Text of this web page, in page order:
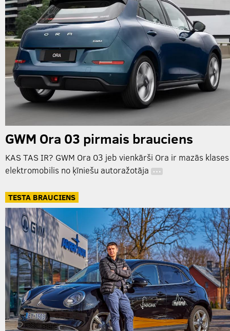
GWM Ora 03 pirmais brauciens
KAS TAS IR? GWM Ora 03 jeb vienkārši Ora ir mazās klases
elektromobilis no ķīniešu autoražotāja …
TESTA BRAUCIENS